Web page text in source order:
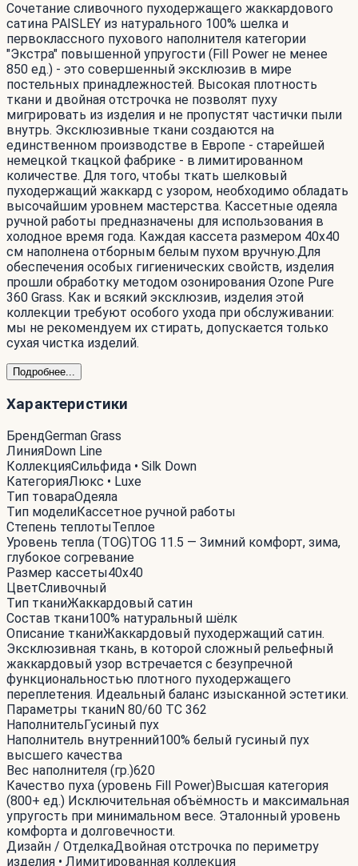
Сочетание сливочного пуходержащего жаккардового
сатина PAISLEY из натурального 100% шелка и
первоклассного пухового наполнителя категории
"Экстра" повышенной упругости (Fill Power не менее
850 ед.) - это совершенный эксклюзив в мире
постельных принадлежностей. Высокая плотность
ткани и двойная отстрочка не позволят пуху
мигрировать из изделия и не пропустят частички пыли
внутрь. Эксклюзивные ткани создаются на
единственном производстве в Европе - старейшей
немецкой ткацкой фабрике - в лимитированном
количестве. Для того, чтобы ткать шелковый
пуходержащий жаккард с узором, необходимо обладать
высочайшим уровнем мастерства. Кассетные одеяла
ручной работы предназначены для использования в
холодное время года. Каждая кассета размером 40х40
см наполнена отборным белым пухом вручную.Для
обеспечения особых гигиенических свойств, изделия
прошли обработку методом озонирования Ozone Pure
360 Grass. Как и всякий эксклюзив, изделия этой
коллекции требуют особого ухода при обслуживании:
мы не рекомендуем их стирать, допускается только
сухая чистка изделий.
Подробнее...
Характеристики
БрендGerman Grass
ЛинияDown Line
КоллекцияСильфида • Silk Down
КатегорияЛюкс • Luxe
Тип товараОдеяла
Тип моделиКассетное ручной работы
Степень теплотыТеплое
Уровень тепла (TOG)TOG 11.5 — Зимний комфорт, зима,
глубокое согревание
Размер кассеты40x40
ЦветСливочный
Тип тканиЖаккардовый сатин
Состав ткани100% натуральный шёлк
Описание тканиЖаккардовый пуходержащий сатин.
Эксклюзивная ткань, в которой сложный рельефный
жаккардовый узор встречается с безупречной
функциональностью плотного пуходержащего
переплетения. Идеальный баланс изысканной эстетики.
Параметры тканиN 80/60 TC 362
НаполнительГусиный пух
Наполнитель внутренний100% белый гусиный пух
высшего качества
Вес наполнителя (гр.)620
Качество пуха (уровень Fill Power)Высшая категория
(800+ ед.) Исключительная объёмность и максимальная
упругость при минимальном весе. Эталонный уровень
комфорта и долговечности.
Дизайн / ОтделкаДвойная отстрочка по периметру
изделия • Лимитированная коллекция